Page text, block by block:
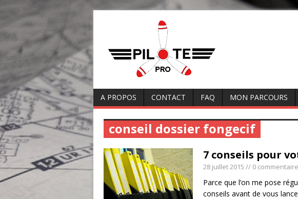
A PROPOS CONTACT FAQ MON PARCOURS
conseil dossier fongecif
7 conseils pour
28 juillet 2015 // 0 commentaire
Parce que l’on me pose
conseils avant de vous